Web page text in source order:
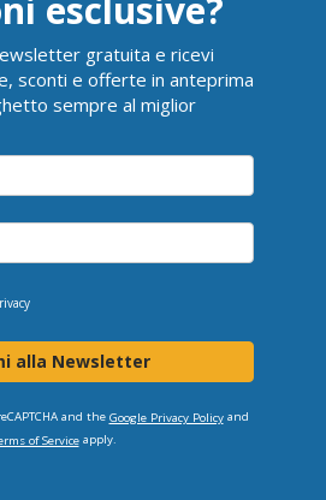
esclusive?
gratuita e ricevi
sconti e offerte in anteprima
sempre al miglior
alla Newsletter
and the Google Privacy Policyand
of Serviceapply.